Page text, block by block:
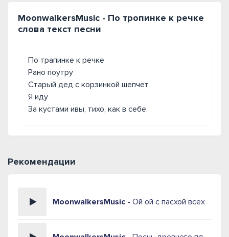
MoonwalkersMusic - По тропинке к речке
слова текст песни
По трапинке к речке
Рано поутру
Старый дед с корзинкой шепчет
Я иду
За кустами ивы, тихо, как в себе.
Рекомендации
MoonwalkersMusic - Ой ой с пасхой всех